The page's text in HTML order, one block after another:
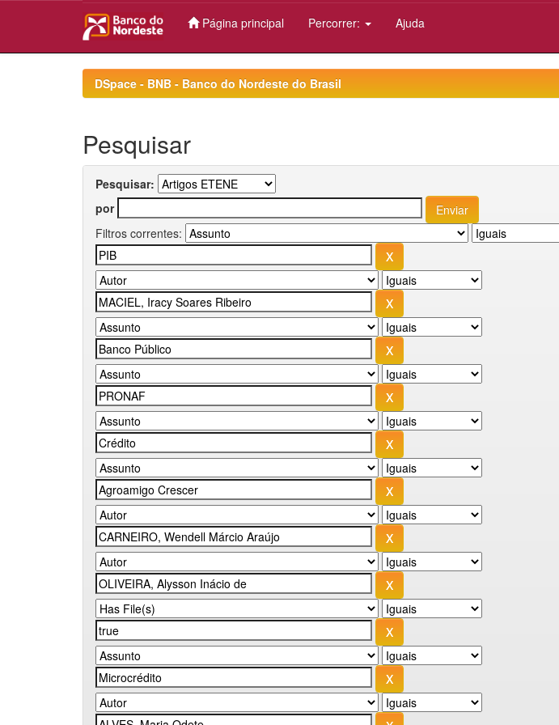
Página principal Percorrer: Ajuda
DSpace - BNB - Banco do Nordeste do Brasil
Pesquisar
Pesquisar:
por
Filtros correntes: